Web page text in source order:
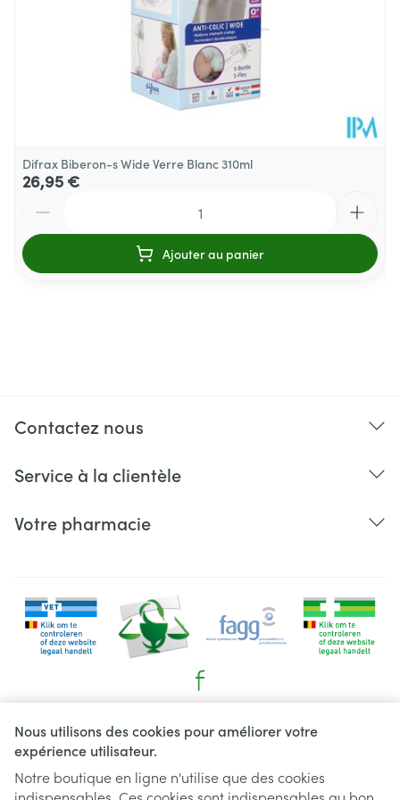
Nous utilisons des cookies pour améliorer votre
expérience utilisateur.
Notre boutique en ligne n'utilise que des cookies
Difrax Biberon-s Wide Verre Blanc 310ml
26,95 €
Ajouter au panier
Contactez nous
Service à la clientèle
Votre pharmacie
Liens légaux